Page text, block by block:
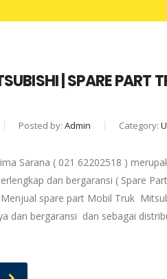
| SPARE PART
Posted by: Admin Category:
Sarana ( 021 62202518 )
dan bergaransi ( Spare
spare part Mobil Truk
dan bergaransi dan sebagai